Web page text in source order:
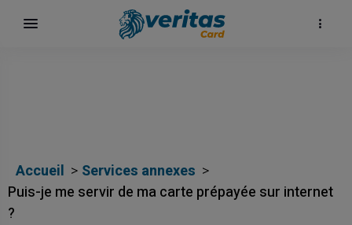
Accueil
Services annexes
Puis-je me servir de ma carte prépayée sur internet
?